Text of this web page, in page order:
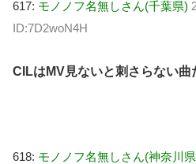
617: モノノフ名無しさん(千葉県)
ID:7D2woN4H
CILはMV見ないと刺さらない曲
618: モノノフ名無しさん(神奈川